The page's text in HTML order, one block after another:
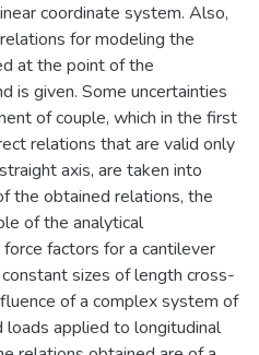
coordinate system. Also,
for modeling the
at the point of the
is given. Some uncertainties
of couple, which in the first
relations that are valid only
axis, are taken into
the obtained relations, the
of the analytical
factors for a cantilever
sizes of length cross-
of a complex system of
applied to longitudinal